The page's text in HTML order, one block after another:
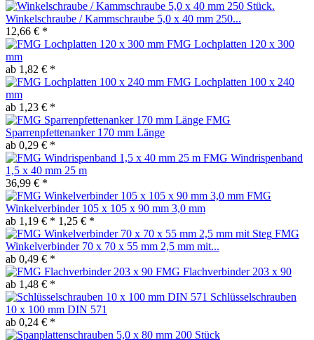
Winkelschraube / Kammschraube 5,0 x 40 mm 250...
12,66 € *
FMG Lochplatten 120 x 300
mm
ab 1,82 € *
FMG Lochplatten 100 x 240
mm
ab 1,23 € *
FMG
Sparrenpfettenanker 170 mm Länge
ab 0,29 € *
FMG Windrispenband
1,5 x 40 mm 25 m
36,99 € *
FMG
Winkelverbinder 105 x 105 x 90 mm 3,0 mm
ab 1,19 € * 1,25 € *
FMG
Winkelverbinder 70 x 70 x 55 mm 2,5 mm mit...
ab 0,49 € *
FMG Flachverbinder 203 x 90
ab 1,48 € *
Schlüsselschrauben
10 x 100 mm DIN 571
ab 0,24 € *